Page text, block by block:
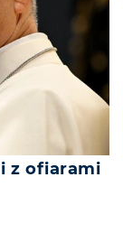
z ofiarami